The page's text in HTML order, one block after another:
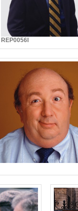
REP0056I